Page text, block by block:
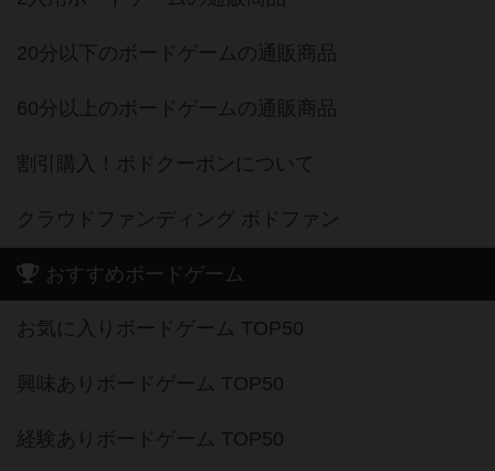
20分以下のボードゲームの通販商品
60分以上のボードゲームの通販商品
割引購入！ボドクーポンについて
クラウドファンディング ボドファン
おすすめボードゲーム
お気に入りボードゲーム TOP50
興味ありボードゲーム TOP50
経験ありボードゲーム TOP50